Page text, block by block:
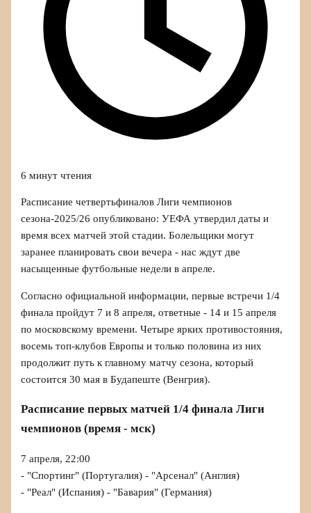
6 минут чтения
Расписание четвертьфиналов Лиги чемпионов
сезона-2025/26 опубликовано: УЕФА утвердил даты и
время всех матчей этой стадии. Болельщики могут
заранее планировать свои вечера - нас ждут две
насыщенные футбольные недели в апреле.
Согласно официальной информации, первые встречи 1/4
финала пройдут 7 и 8 апреля, ответные - 14 и 15 апреля
по московскому времени. Четыре ярких противостояния,
восемь топ-клубов Европы и только половина из них
продолжит путь к главному матчу сезона, который
состоится 30 мая в Будапеште (Венгрия).
Расписание первых матчей 1/4 финала Лиги
чемпионов (время - мск)
7 апреля, 22:00
- "Спортинг" (Португалия) - "Арсенал" (Англия)
- "Реал" (Испания) - "Бавария" (Германия)